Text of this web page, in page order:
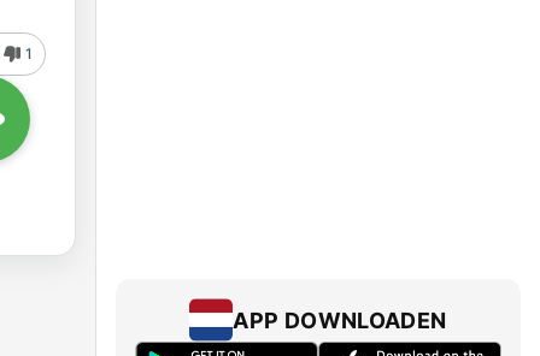
1
APP DOWNLOADEN